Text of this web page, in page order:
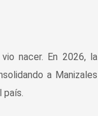
nacer. En 2026, la
a Manizales
país.